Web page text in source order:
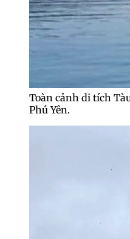
Toàn cảnh di tích
Phú Yên.